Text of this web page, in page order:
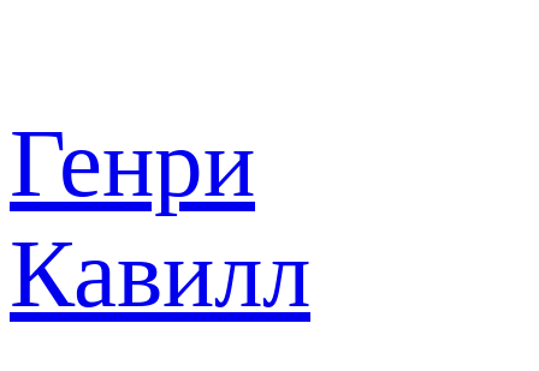
Генри
Кавилл